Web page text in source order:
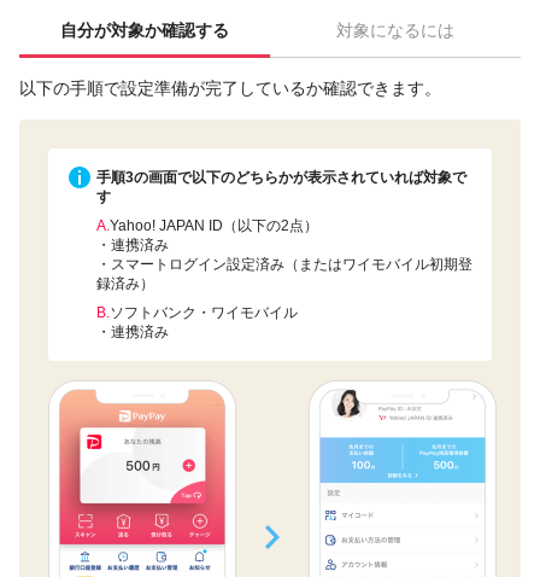
自分が対象か確認する 対象になるには
以下の手順で設定準備が完了しているか確認できます。
手順3の画面で以下のどちらかが表示されていれば対象で
す
A. Yahoo! JAPAN ID（以下の2点）
・連携済み
・スマートログイン設定済み（またはワイモバイル初期登
録済み）
B. ソフトバンク・ワイモバイル
・連携済み